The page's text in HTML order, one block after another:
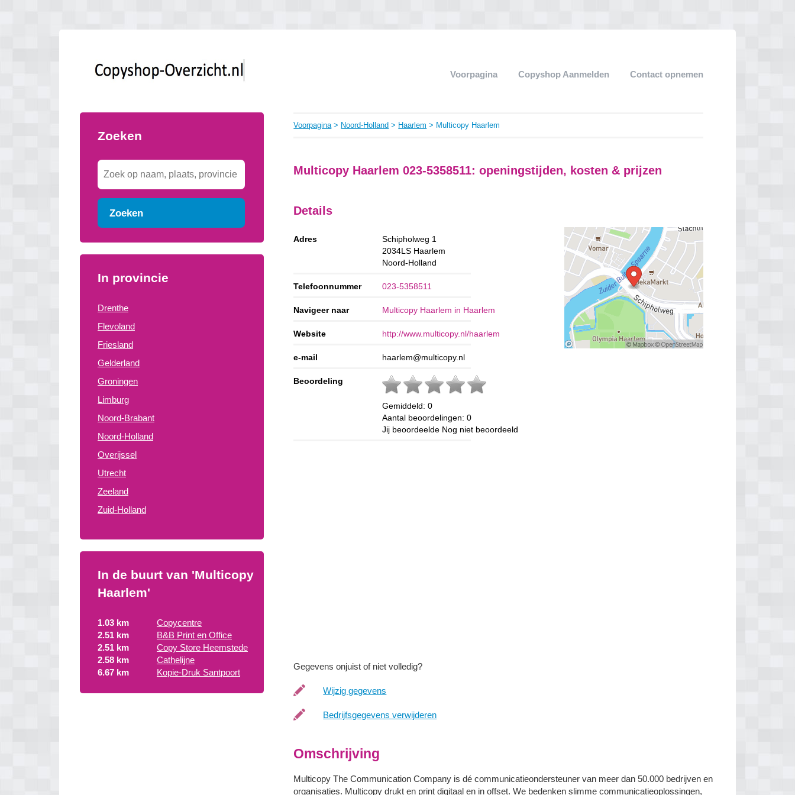
Voorpagina Copyshop Aanmelden Contact opnemen
Zoeken
Zoeken
In provincie
Drenthe
Flevoland
Friesland
Gelderland
Groningen
Limburg
Noord-Brabant
Noord-Holland
Overijssel
Utrecht
Zeeland
Zuid-Holland
In de buurt van 'Multicopy
Haarlem'
1.03 km
Copycentre
2.51 km
B&B Print en Office
2.51 km
Copy Store Heemstede
2.58 km
Cathelijne
6.67 km
Kopie-Druk Santpoort
Voorpagina> Noord-Holland > Haarlem > Multicopy Haarlem
Multicopy Haarlem 023-5358511: openingstijden, kosten & prijzen
Details
Adres
Schipholweg 1
2034LS Haarlem
Noord-Holland
Telefoonnummer 023-5358511
Navigeer naar Multicopy Haarlem in Haarlem
Website http://www.multicopy.nl/haarlem
e-mail haarlem@multicopy.nl
Beoordeling
Gemiddeld:0
Aantal beoordelingen:0
Jij beoordeelde Nog niet beoordeeld
Gegevens onjuist of niet volledig?
Wijzig gegevens
Bedrijfsgegevens verwijderen
Omschrijving
Multicopy The Communication Company is dé communicatieondersteuner van meer dan 50.000 bedrijven en
organisaties. Multicopy drukt en print digitaal en in offset. We bedenken slimme communicatieoplossingen,